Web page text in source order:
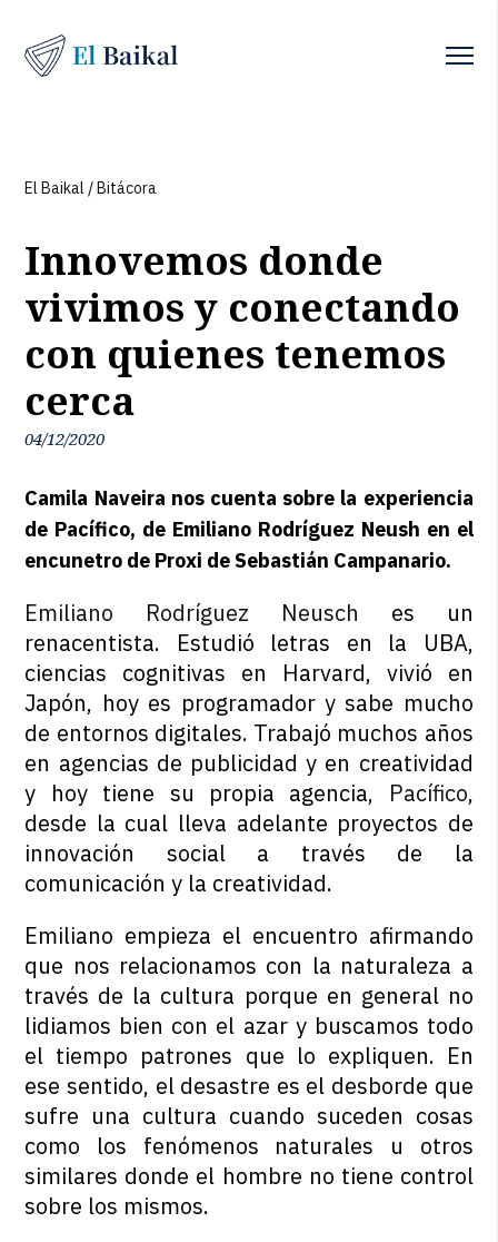
El Baikal /Bitácora
Innovemos donde
vivimos y conectando
con quienes tenemos
cerca
04/12/2020
Camila Naveira nos cuenta sobre la experiencia
de Pacífico, de Emiliano Rodríguez Neush en el
encunetro de Proxi de Sebastián Campanario.
Emiliano Rodríguez Neusch es un
renacentista. Estudió letras en la UBA,
ciencias cognitivas en Harvard, vivió en
Japón, hoy es programador y sabe mucho
de entornos digitales. Trabajó muchos años
en agencias de publicidad y en creatividad
y hoy tiene su propia agencia, Pacífico,
desde la cual lleva adelante proyectos de
innovación social a través de la
comunicación y la creatividad.
Emiliano empieza el encuentro afirmando
que nos relacionamos con la naturaleza a
través de la cultura porque en general no
lidiamos bien con el azar y buscamos todo
el tiempo patrones que lo expliquen. En
ese sentido, el desastre es el desborde que
sufre una cultura cuando suceden cosas
como los fenómenos naturales u otros
similares donde el hombre no tiene control
sobre los mismos.